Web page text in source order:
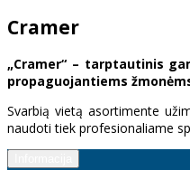
Cramer
„Cramer“ – tarptautinis
propaguojantiems
Svarbią vietą asortimente
naudoti tiek profesionaliame